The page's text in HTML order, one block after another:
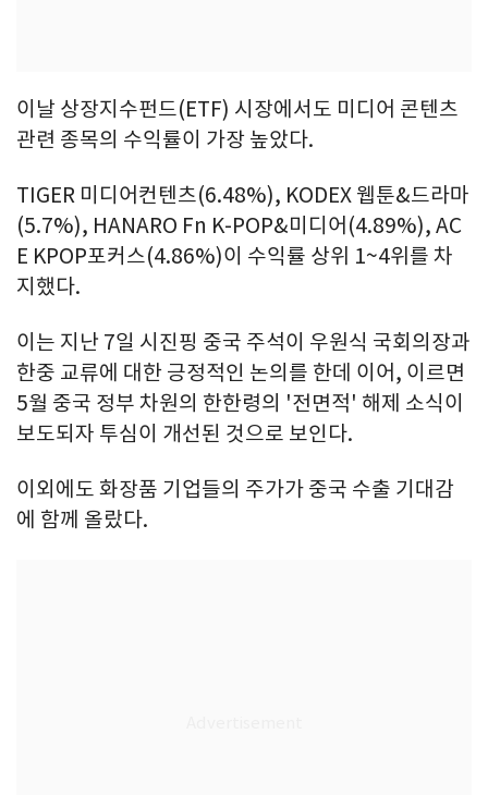
이날 상장지수펀드(ETF) 시장에서도 미디어 콘텐츠
관련 종목의 수익률이 가장 높았다.
TIGER 미디어컨텐츠(6.48%), KODEX 웹툰&드라마
(5.7%), HANARO Fn K-POP&미디어(4.89%), AC
E KPOP포커스(4.86%)이 수익률 상위 1~4위를 차
지했다.
이는 지난 7일 시진핑 중국 주석이 우원식 국회의장과
한중 교류에 대한 긍정적인 논의를 한데 이어, 이르면
5월 중국 정부 차원의 한한령의 '전면적' 해제 소식이
보도되자 투심이 개선된 것으로 보인다.
이외에도 화장품 기업들의 주가가 중국 수출 기대감
에 함께 올랐다.